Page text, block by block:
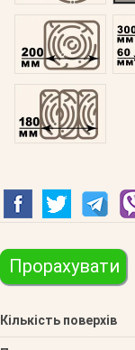
Клеєний 180
Прорахувати
Кількість поверхів